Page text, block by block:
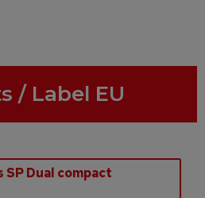
/ Label EU
Dual compact